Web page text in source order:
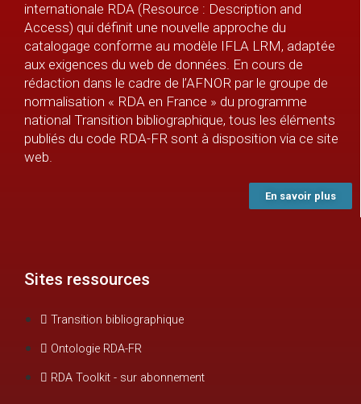
internationale RDA (Resource : Description and
Access) qui définit une nouvelle approche du
catalogage conforme au modèle IFLA LRM, adaptée
aux exigences du web de données. En cours de
rédaction dans le cadre de l’AFNOR par le groupe de
normalisation « RDA en France » du programme
national Transition bibliographique, tous les éléments
publiés du code RDA-FR sont à disposition via ce site
web.
En savoir plus
Sites ressources
Transition bibliographique
Ontologie RDA-FR
RDA Toolkit - sur abonnement